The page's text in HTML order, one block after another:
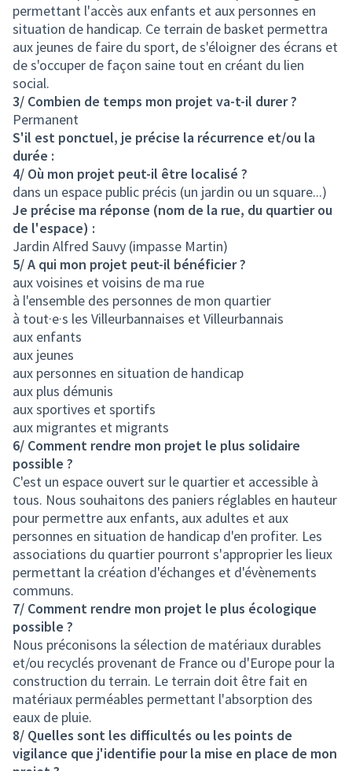
permettant l'accès aux enfants et aux personnes en
situation de handicap. Ce terrain de basket permettra
aux jeunes de faire du sport, de s'éloigner des écrans et
de s'occuper de façon saine tout en créant du lien
social.
3/ Combien de temps mon projet va-t-il durer ?
Permanent
S'il est ponctuel, je précise la récurrence et/ou la
durée :
4/ Où mon projet peut-il être localisé ?
dans un espace public précis (un jardin ou un square...)
Je précise ma réponse (nom de la rue, du quartier ou
de l'espace) :
Jardin Alfred Sauvy (impasse Martin)
5/ A qui mon projet peut-il bénéficier ?
aux voisines et voisins de ma rue
à l'ensemble des personnes de mon quartier
à tout·e·s les Villeurbannaises et Villeurbannais
aux enfants
aux jeunes
aux personnes en situation de handicap
aux plus démunis
aux sportives et sportifs
aux migrantes et migrants
6/ Comment rendre mon projet le plus solidaire
possible ?
C'est un espace ouvert sur le quartier et accessible à
tous. Nous souhaitons des paniers réglables en hauteur
pour permettre aux enfants, aux adultes et aux
personnes en situation de handicap d'en profiter. Les
associations du quartier pourront s'approprier les lieux
permettant la création d'échanges et d'évènements
communs.
7/ Comment rendre mon projet le plus écologique
possible ?
Nous préconisons la sélection de matériaux durables
et/ou recyclés provenant de France ou d'Europe pour la
construction du terrain. Le terrain doit être fait en
matériaux perméables permettant l'absorption des
eaux de pluie.
8/ Quelles sont les difficultés ou les points de
vigilance que j'identifie pour la mise en place de mon